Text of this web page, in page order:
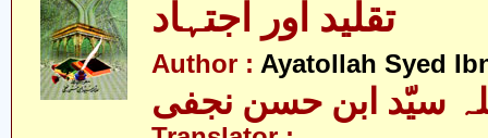
تقلید اور اجتہاد
Author : Ayatollah Syed